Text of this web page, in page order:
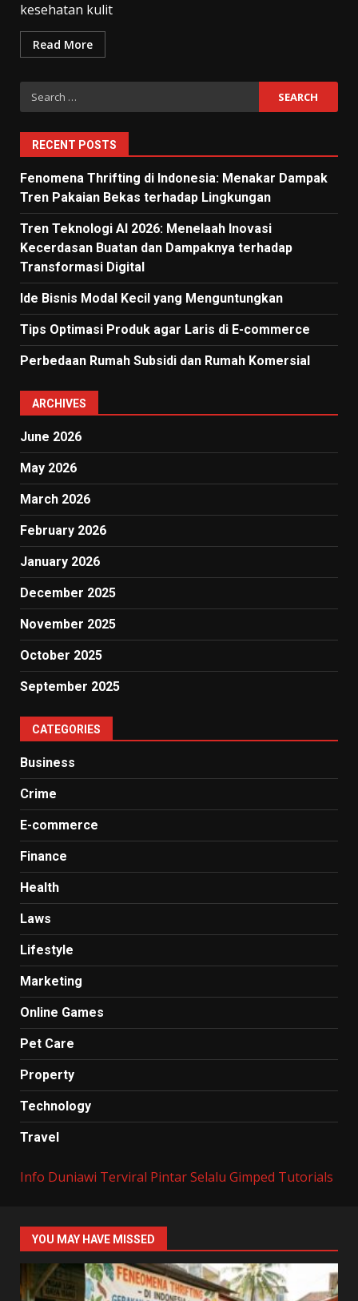
kesehatan kulit
Read More
Search
for:
RECENT POSTS
Fenomena Thrifting di Indonesia: Menakar Dampak
Tren Pakaian Bekas terhadap Lingkungan
Tren Teknologi AI 2026: Menelaah Inovasi
Kecerdasan Buatan dan Dampaknya terhadap
Transformasi Digital
Ide Bisnis Modal Kecil yang Menguntungkan
Tips Optimasi Produk agar Laris di E-commerce
Perbedaan Rumah Subsidi dan Rumah Komersial
ARCHIVES
June 2026
May 2026
March 2026
February 2026
January 2026
December 2025
November 2025
October 2025
September 2025
CATEGORIES
Business
Crime
E-commerce
Finance
Health
Laws
Lifestyle
Marketing
Online Games
Pet Care
Property
Technology
Travel
Info Duniawi Terviral Pintar Selalu Gimped Tutorials
YOU MAY HAVE MISSED